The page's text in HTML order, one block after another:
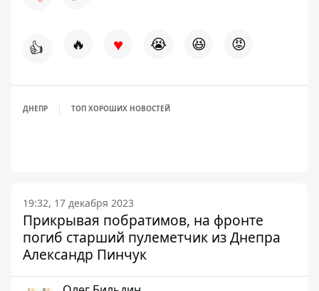
👍 🔥 ♥ 😭 😆 😡
ДНЕПР ТОП ХОРОШИХ НОВОСТЕЙ
19:32, 17 декабря 2023
Прикрывая побратимов, на фронте
погиб старший пулеметчик из Днепра
Александр Пинчук